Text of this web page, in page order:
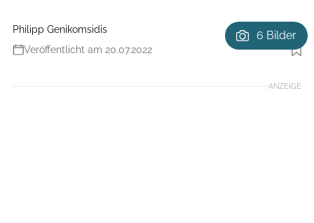
Philipp Genikomsidis
Veröffentlicht am 20.07.2022
Foto: Nicolai
6 Bilder
ANZEIGE